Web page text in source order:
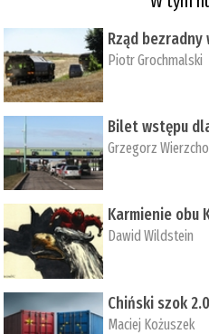
Rząd
Piotr Grochmalski
Bilet wstępu
Grzegorz
Karmienie obu
Dawid Wildstein
Chiński szok 2.0
Maciej Kożuszek